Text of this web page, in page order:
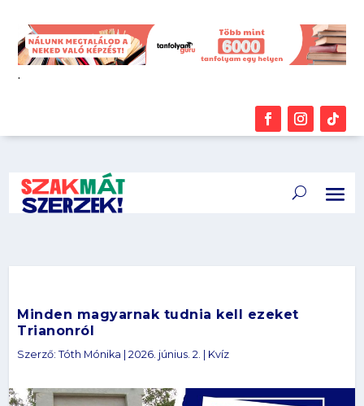
.
Minden magyarnak tudnia kell ezeket
Trianonról
Szerző:Tóth Mónika |2026. június. 2. Kvíz